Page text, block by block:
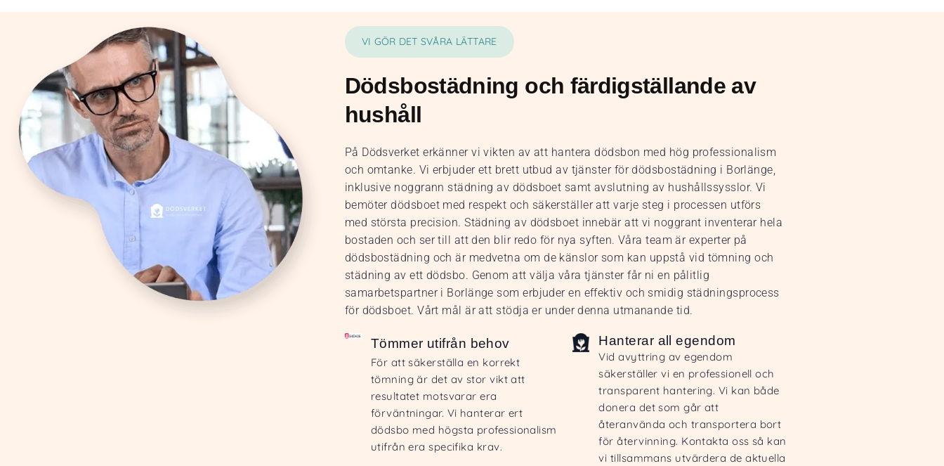
VI GÖR DET SVÅRA LÄTTARE
Dödsbostädning och färdigställande av
hushåll
På Dödsverket erkänner vi vikten av att hantera dödsbon med hög professionalism
och omtanke. Vi erbjuder ett brett utbud av tjänster för dödsbostädning i Borlänge,
inklusive noggrann städning av dödsboet samt avslutning av hushållssysslor. Vi
bemöter dödsboet med respekt och säkerställer att varje steg i processen utförs
med största precision. Städning av dödsboet innebär att vi noggrant inventerar hela
bostaden och ser till att den blir redo för nya syften. Våra team är experter på
dödsbostädning och är medvetna om de känslor som kan uppstå vid tömning och
städning av ett dödsbo. Genom att välja våra tjänster får ni en pålitlig
samarbetspartner i Borlänge som erbjuder en effektiv och smidig städningsprocess
för dödsboet. Vårt mål är att stödja er under denna utmanande tid.
Tömmer utifrån behov
För att säkerställa en korrekt
tömning är det av stor vikt att
resultatet motsvarar era
förväntningar. Vi hanterar ert
dödsbo med högsta professionalism
utifrån era specifika krav.
Hanterar all egendom
Vid avyttring av egendom
säkerställer vi en professionell och
transparent hantering. Vi kan både
donera det som går att
återanvända och transportera bort
för återvinning. Kontakta oss så kan
vi tillsammans utvärdera de aktuella